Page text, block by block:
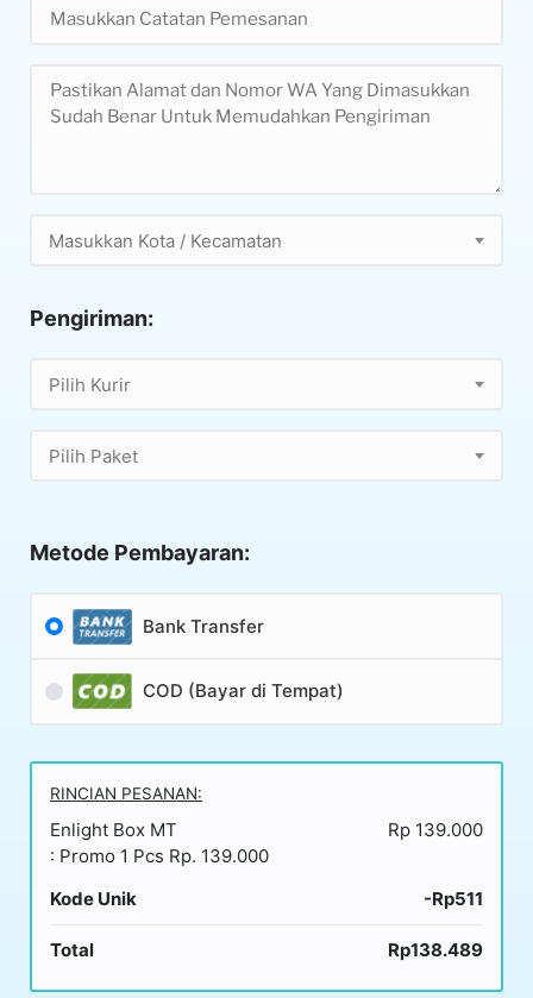
Masukkan Kota / Kecamatan
Pengiriman:
Pilih Kurir
Pilih Paket
Metode Pembayaran:
Bank Transfer
COD (Bayar di Tempat)
RINCIAN PESANAN:
Enlight Box MT
: Promo 1 Pcs Rp. 139.000
Rp 139.000
Kode Unik -Rp511
Total Rp138.489